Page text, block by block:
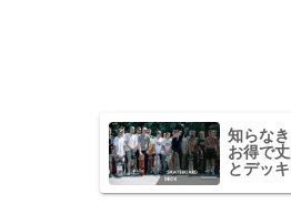
知らな
お得で
とデッ